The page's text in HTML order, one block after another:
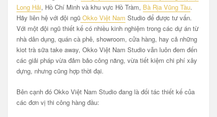
Long Hải, Hồ Chí Minh và khu vực Hồ Tràm, Bà Rịa Vũng Tàu.
Hãy liên hệ với đội ngũOkko Việt Nam Studio để được tư vấn.
Với một đội ngũ thiết kế có nhiều kinh nghiệm trong các dự án từ
nhà dân dụng, quán cà phê, showroom, cửa hàng, hay cả những
kiot trà sữa take away, Okko Việt Nam Studio vẫn luôn đem đến
các giải pháp vừa đảm bảo công năng, vừa tiết kiệm chi phí xây
dựng, nhưng cũng hợp thời đại.
Bên cạnh đó Okko Việt Nam Studio đang là đối tác thiết kế của
các đơn vị thi công hàng đầu: